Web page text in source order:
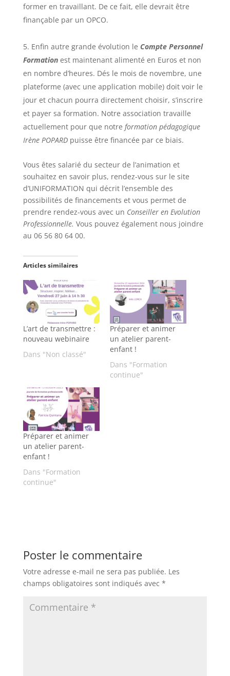
former en travaillant. De ce fait, elle devrait être
finançable par un OPCO.
Enfin autre grande évolution le Compte Personnel
Formationest maintenant alimenté en Euros et non
en nombre d’heures. Dés le mois de novembre, une
plateforme (avec une application mobile) doit voir le
jour et chacun pourra directement choisir, s’inscrire
et payer sa formation. Notre association travaille
actuellement pour que notre formation pédagogique
Irène POPARDpuisse être financée par ce biais.
Vous êtes salarié du secteur de l’animation et
souhaitez en savoir plus, rendez-vous sur le site
d’UNIFORMATION qui décrit l’ensemble des
possibilités de financements et vous permet de
prendre rendez-vous avec un Conseiller en Evolution
Professionnelle. Vous pouvez également nous joindre
au 06 56 80 64 00.
Articles similaires
L’art de transmettre :
nouveau webinaire
Dans "Non classé"
Préparer et animer
un atelier parent-
enfant !
Dans "Formation
continue"
Préparer et animer
un atelier parent-
enfant !
Dans "Formation
continue"
Poster le commentaire
Votre adresse e-mail ne sera pas publiée. Les
champs obligatoires sont indiqués avec *